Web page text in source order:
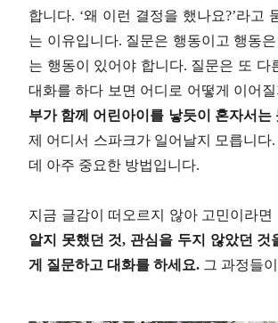
합니다. ‘왜 이런 결정을 했나요?’라
는 이유입니다. 질문은 행동이고 행동
는 행동이 있어야 합니다. 질문은 또
대화를 하다 보면 어디로 어떻게 이어
부가 함께 어린아이를 낳듯이 혼자서는
제 어디서 스파크가 일어날지 모릅니
데 아주 중요한 방법입니다.
지금 글감이 떠오르지 않아 고민이라
알지 못했던 것, 관심을 두지 않았던
게 질문하고 대화를 하세요. 그 과정들